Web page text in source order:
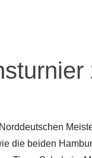
die beiden